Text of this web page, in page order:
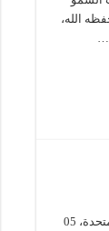
الله،
…
شبكة بيئة ابوظبي، العين، الإمارات العربية المتحدة، 05